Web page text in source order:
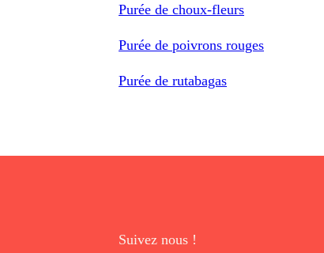
Purée de choux-fleurs
Purée de poivrons rouges
Purée de rutabagas
Suivez nous !